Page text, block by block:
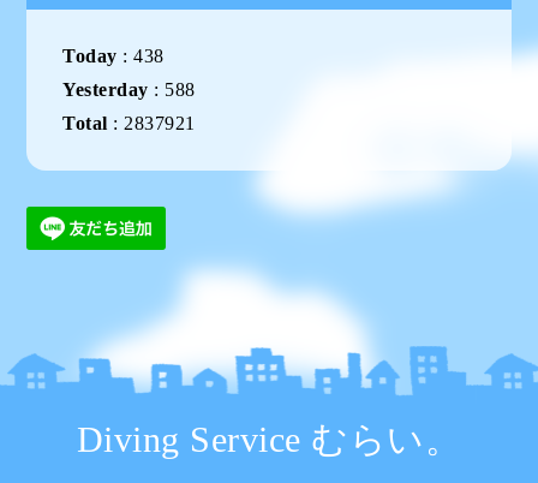
Today :438
Yesterday : 588
Total : 2837921
Diving Service むらい。